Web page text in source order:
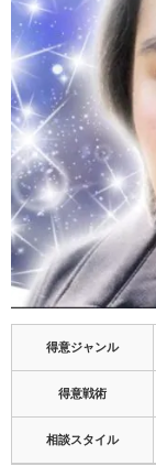
得意ジャンル
得意戦術
相談スタイル